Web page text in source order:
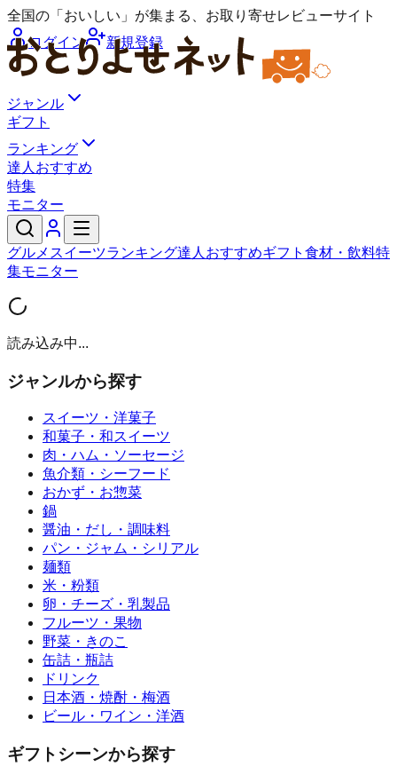
全国の「おいしい」が集まる、お取り寄せレビューサイト
ログイン
新規登録
ジャンル
ギフト
ランキング
達人おすすめ
特集
モニター
グルメ スイーツランキング達人おすすめギフト 食材・飲料特
集モニター
読み込み中...
ジャンルから探す
スイーツ・洋菓子
和菓子・和スイーツ
肉・ハム・ソーセージ
魚介類・シーフード
おかず・お惣菜
鍋
醤油・だし・調味料
パン・ジャム・シリアル
麺類
米・粉類
卵・チーズ・乳製品
フルーツ・果物
野菜・きのこ
缶詰・瓶詰
ドリンク
日本酒・焼酎・梅酒
ビール・ワイン・洋酒
ギフトシーンから探す